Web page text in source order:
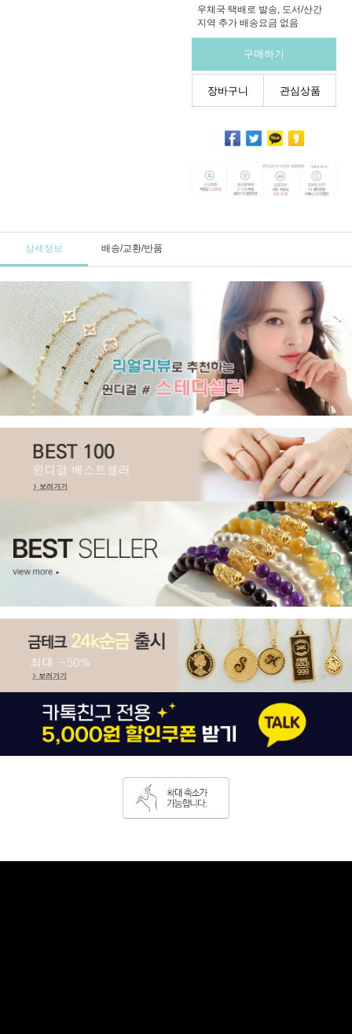
우체국 택배로 발송, 도서/산간
지역 추가 배송요금 없음
구매하기
장바구니 관심상품
상세정보 배송/교환/반품